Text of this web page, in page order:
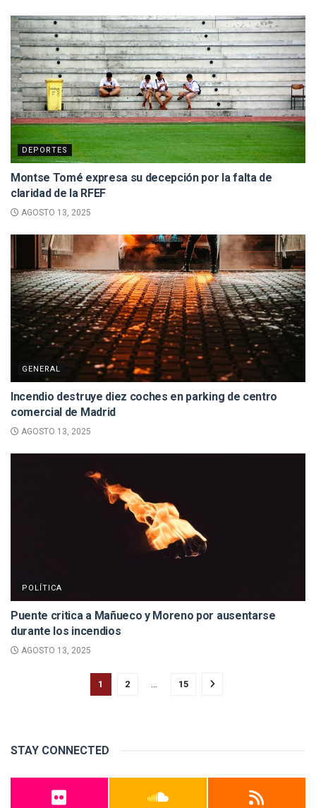
DEPORTES
Montse Tomé expresa su decepción por la falta de
claridad de la RFEF
AGOSTO 13, 2025
GENERAL
Incendio destruye diez coches en parking de centro
comercial de Madrid
AGOSTO 13, 2025
POLÍTICA
Puente critica a Mañueco y Moreno por ausentarse
durante los incendios
AGOSTO 13, 2025
1 2 15
STAY CONNECTED